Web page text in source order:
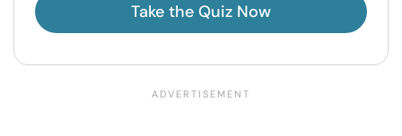
Take the Quiz Now